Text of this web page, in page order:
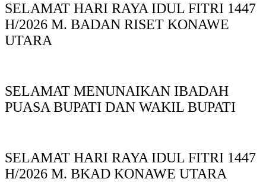
SELAMAT HARI RAYA IDUL FITRI 1447
H/2026 M. BADAN RISET KONAWE
UTARA
SELAMAT MENUNAIKAN IBADAH
PUASA BUPATI DAN WAKIL BUPATI
SELAMAT HARI RAYA IDUL FITRI 1447
H/2026 M. BKAD KONAWE UTARA